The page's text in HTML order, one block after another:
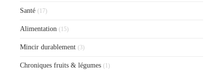
Santé (17)
Alimentation (15)
Mincir durablement (3)
Chroniques fruits & légumes (1)